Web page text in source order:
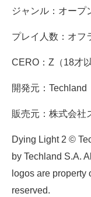
ジャンル：オープ
プレイ人数：オフ
CERO：Z（18才
開発元：Techland
販売元：株式会社
Dying Light 2 ©
by Techland S.A.
logos are property
reserved.